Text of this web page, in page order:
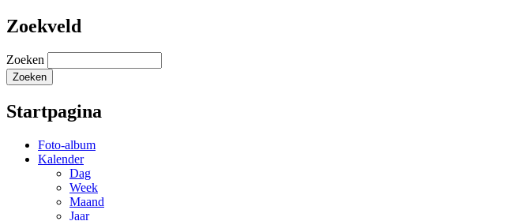
Zoekveld
Zoeken
Startpagina
Foto-album
Kalender
Dag
Week
Maand
Jaar